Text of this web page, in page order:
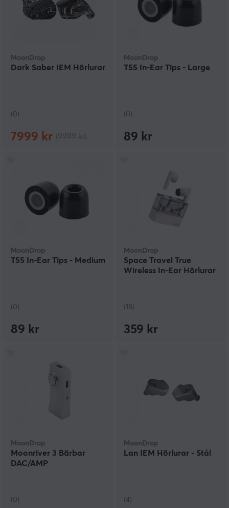
MoonDrop
Dark Saber IEM Hörlurar
(0)
7999 kr
MoonDrop
T55 In-Ear Tips - Large
(0)
89 kr
MoonDrop
T55 In-Ear Tips - Medium
(0)
89 kr
MoonDrop
Space Travel True
Wireless In-Ear Hörlurar
(18)
359 kr
MoonDrop
Moonriver 3 Bärbar
DAC/AMP
(0)
MoonDrop
Lan IEM Hörlurar - Stål
(4)